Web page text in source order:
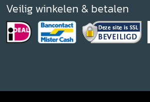
Veilig winkelen & betalen